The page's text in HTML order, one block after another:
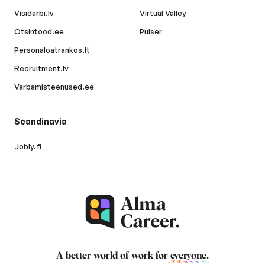
Visidarbi.lv
Otsintood.ee
Personaloatrankos.lt
Recruitment.lv
Varbamisteenused.ee
Virtual Valley
Pulser
Scandinavia
Jobly.fi
A better world of work for everyone.